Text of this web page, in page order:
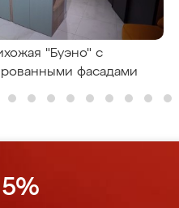
"Буэно" с
фасадами